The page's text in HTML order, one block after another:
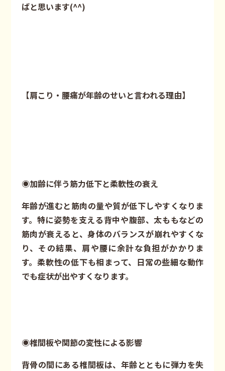
ばと思います(^^)
【肩こり・腰痛が年齢のせいと言われる理由】
◉加齢に伴う筋力低下と柔軟性の衰え
年齢が進むと筋肉の量や質が低下しやすくなりま
す。特に姿勢を支える背中や腹部、太ももなどの
筋肉が衰えると、身体のバランスが崩れやすくな
り、その結果、肩や腰に余計な負担がかかりま
す。柔軟性の低下も相まって、日常の些細な動作
でも症状が出やすくなります。
◉椎間板や関節の変性による影響
背骨の間にある椎間板は、年齢とともに弾力を失